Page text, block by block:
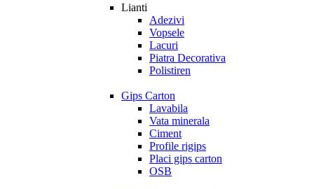
Lianti
Adezivi
Vopsele
Lacuri
Piatra Decorativa
Polistiren
Gips Carton
Lavabila
Vata minerala
Ciment
Profile rigips
Placi gips carton
OSB